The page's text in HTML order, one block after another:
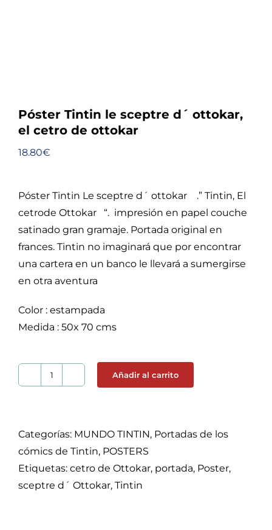
Póster Tintin le sceptre d´ ottokar,
el cetro de ottokar
18.80€
Póster Tintin Le sceptre d´ ottokar .” Tintin, El
cetrode Ottokar “. impresión en papel couche
satinado gran gramaje. Portada original en
frances. Tintin no imaginará que por encontrar
una cartera en un banco le llevará a sumergirse
en otra aventura
Color : estampada
Medida : 50x 70 cms
sceptre
d
´
ottokar,
Añadir al carrito
Categorías: MUNDO TINTIN, Portadas de los
cómics de Tintin, POSTERS
Etiquetas: cetro de Ottokar, portada, Poster,
sceptre d´ Ottokar, Tintin